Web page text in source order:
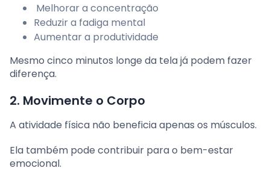
Melhorar a concentração
Reduzir a fadiga mental
Aumentar a produtividade
Mesmo cinco minutos longe da tela já podem fazer
diferença.
2. Movimente o Corpo
A atividade física não beneficia apenas os músculos.
Ela também pode contribuir para o bem-estar
emocional.